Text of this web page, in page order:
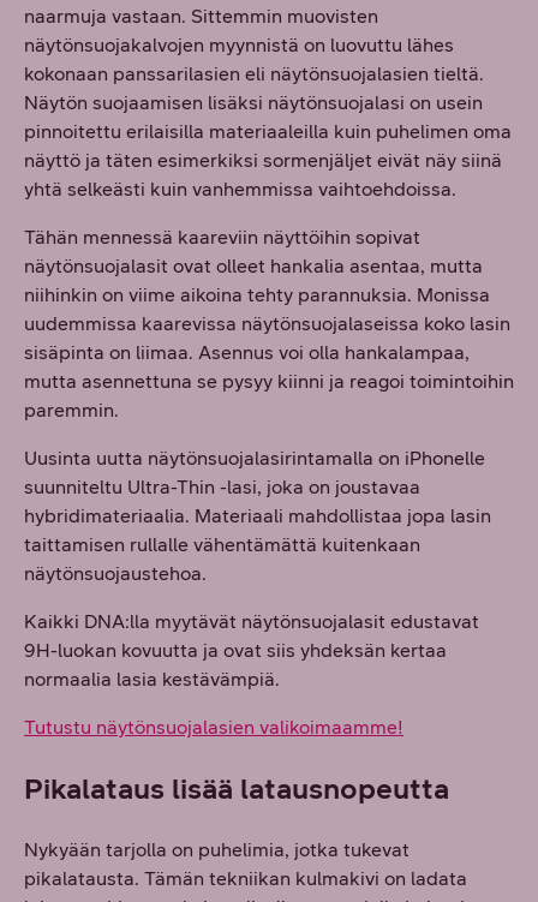
naarmuja vastaan. Sittemmin muovisten
näytönsuojakalvojen myynnistä on luovuttu lähes
kokonaan panssarilasien eli näytönsuojalasien tieltä.
Näytön suojaamisen lisäksi näytönsuojalasi on usein
pinnoitettu erilaisilla materiaaleilla kuin puhelimen oma
näyttö ja täten esimerkiksi sormenjäljet eivät näy siinä
yhtä selkeästi kuin vanhemmissa vaihtoehdoissa.
Tähän mennessä kaareviin näyttöihin sopivat
näytönsuojalasit ovat olleet hankalia asentaa, mutta
niihinkin on viime aikoina tehty parannuksia. Monissa
uudemmissa kaarevissa näytönsuojalaseissa koko lasin
sisäpinta on liimaa. Asennus voi olla hankalampaa,
mutta asennettuna se pysyy kiinni ja reagoi toimintoihin
paremmin.
Uusinta uutta näytönsuojalasirintamalla on iPhonelle
suunniteltu Ultra-Thin -lasi, joka on joustavaa
hybridimateriaalia. Materiaali mahdollistaa jopa lasin
taittamisen rullalle vähentämättä kuitenkaan
näytönsuojaustehoa.
Kaikki DNA:lla myytävät näytönsuojalasit edustavat
9H-luokan kovuutta ja ovat siis yhdeksän kertaa
normaalia lasia kestävämpiä.
Tutustu näytönsuojalasien valikoimaamme!
Pikalataus lisää latausnopeutta
Nykyään tarjolla on puhelimia, jotka tukevat
pikalatausta. Tämän tekniikan kulmakivi on ladata